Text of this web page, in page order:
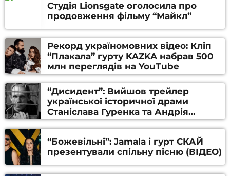
Студія Lionsgate оголосила про
продовження фільму “Майкл”
Рекорд україномовних відео: Кліп
“Плакала” гурту KAZKA набрав 500
млн переглядів на YouTube
“Дисидент”: Вийшов трейлер
української історичної драми
Станіслава Гуренка та Андрія
Алфьорова (ВІДЕО)
“Божевільні”: Jamala і гурт СКАЙ
презентували спільну пісню (ВІДЕО)